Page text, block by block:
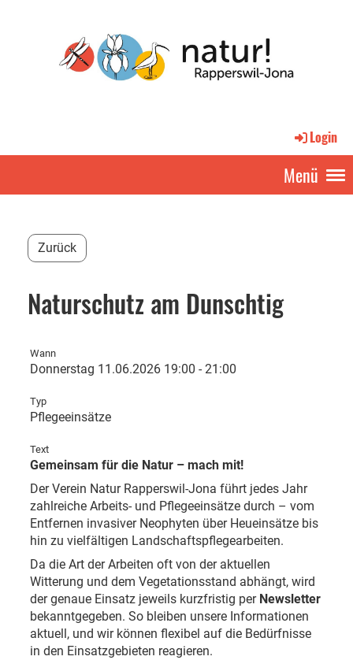
Login
Menü
Zurück
Naturschutz am Dunschtig
Wann
Donnerstag 11.06.2026 19:00 - 21:00
Typ
Pflegeeinsätze
Text
Gemeinsam für die Natur – mach mit!
Der Verein Natur Rapperswil-Jona führt jedes Jahr
zahlreiche Arbeits- und Pflegeeinsätze durch – vom
Entfernen invasiver Neophyten über Heueinsätze bis
hin zu vielfältigen Landschaftspflegearbeiten.
Da die Art der Arbeiten oft von der aktuellen
Witterung und dem Vegetationsstand abhängt, wird
der genaue Einsatz jeweils kurzfristig per Newsletter
bekanntgegeben. So bleiben unsere Informationen
aktuell, und wir können flexibel auf die Bedürfnisse
in den Einsatzgebieten reagieren.